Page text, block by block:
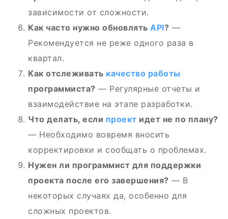
зависимости от сложности.
Как часто нужно обновлять API? —
Рекомендуется не реже одного раза в
квартал.
Как отслеживать качество работы
программиста? — Регулярные отчеты и
взаимодействие на этапе разработки.
Что делать, если проект идет не по плану?
— Необходимо вовремя вносить
корректировки и сообщать о проблемах.
Нужен ли программист для поддержки
проекта после его завершения? — В
некоторых случаях да, особенно для
сложных проектов.